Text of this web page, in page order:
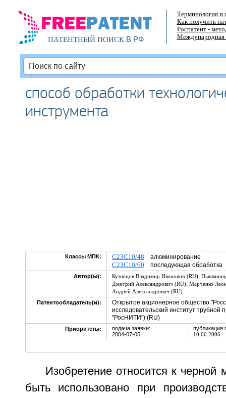
ПАТЕНТНЫЙ ПОИСКВ РФ
Терминология и
Как получить
Роспатент -
Международная
способ обработки
инструмента
Классы МПК: C23C10/48 алюминирование
C23C10/60 последующая обработка
Автор(ы): Кузнецов Владимир Иванович (RU),
Дмитрий Александрович (RU), Марченко
Андрей Александрович (RU)
Патентообладатель(и):
Открытое акционерное общество
исследовательский институт
"РосНИТИ") (RU)
Приоритеты:
подача заявки:
2004-07-05
публикация
10.06.2006
Изобретение относится к черной
быть использовано при